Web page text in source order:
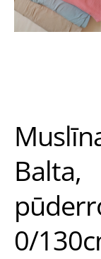
Balta,
0/